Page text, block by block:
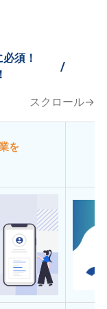
須！
/
スクロール→
を